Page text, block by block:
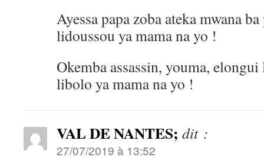
Ayessa papa zoba ateka mwana
lidoussou ya mama na yo !
Okemba assassin, youma,
libolo ya mama na yo !
VAL DE NANTES; dit :
27/07/2019 à 13:52